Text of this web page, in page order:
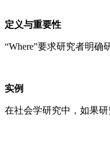
定义与重要性
“Where”要求研究者明
实例
在社会学研究中，如果